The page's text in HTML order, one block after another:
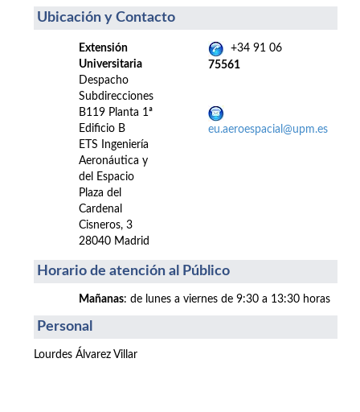
Ubicación y Contacto
Extensión
Universitaria
Despacho
Subdirecciones
B119 Planta 1ª
Edificio B
ETS Ingeniería
Aeronáutica y
del Espacio
Plaza del
Cardenal
Cisneros, 3
28040 Madrid
+34 91 06
75561
eu.aeroespacial@upm.es
Horario de atención al Público
Mañanas: de lunes a viernes de 9:30 a 13:30 horas
Personal
Lourdes Álvarez Villar